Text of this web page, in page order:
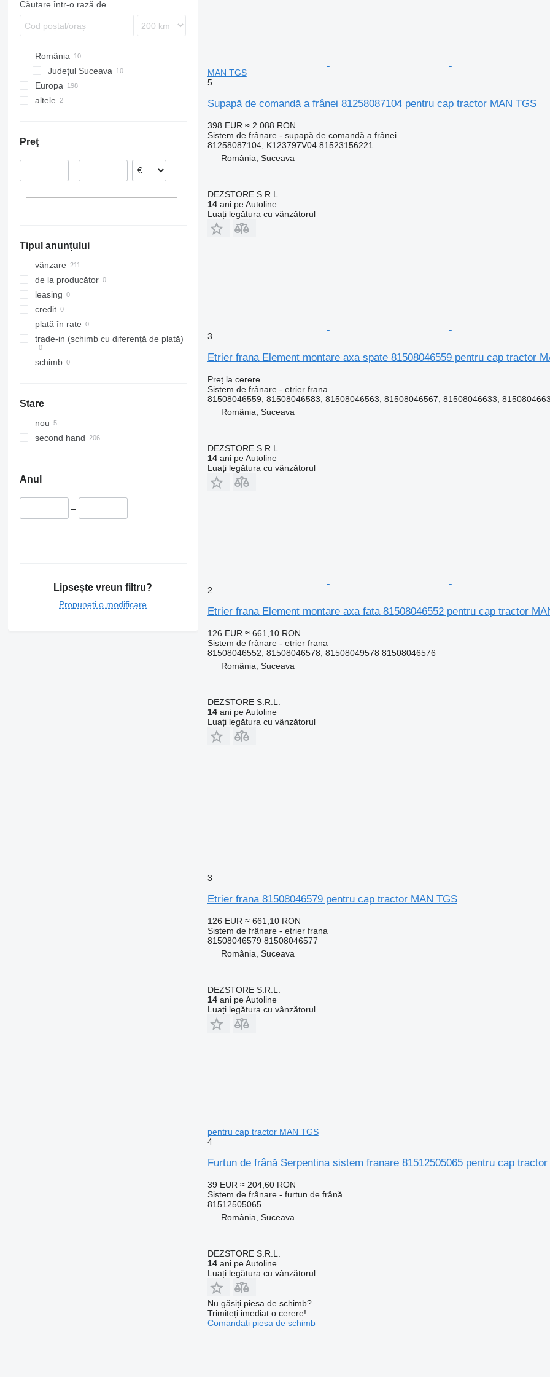
TGA 18.480
TGA 26.480
TGM 18.290
TGM 18.340
TGS 26.400
TGS 35.480
TGX 18.440
TGX 18.460
TGX 18.480
TGX 26.360
TGX 26.440
TGX 26.540
Tourismo
N-series
VNL
Căutare într-o rază de
România
Județul Suceava
Europa
Italia
Belgia
altele
Preţ
–
Tipul anunțului
vânzare
de la producător
leasing
credit
plată în rate
trade-in (schimb cu diferență de plată)
schimb
Stare
nou
second hand
Anul
–
Lipsește vreun filtru?
Propuneți o modificare
MAN TGS
5
Supapă de comandă a frânei 81258087104 pentru cap tractor MAN TGS
398 EUR ≈ 2.088 RON
Sistem de frânare - supapă de comandă a frânei
81258087104, K123797V04 81523156221
România, Suceava
DEZSTORE S.R.L.
14ani pe Autoline
Luați legătura cu vânzătorul
3
Etrier frana Element montare axa spate 81508046559 pentru cap tractor
Preț la cerere
Sistem de frânare - etrier frana
81508046559, 81508046583, 81508046563, 81508046567, 81508046633,
România, Suceava
DEZSTORE S.R.L.
14ani pe Autoline
Luați legătura cu vânzătorul
2
Etrier frana Element montare axa fata 81508046552 pentru cap tractor
126 EUR ≈ 661,10 RON
Sistem de frânare - etrier frana
81508046552, 81508046578, 81508049578 81508046576
România, Suceava
DEZSTORE S.R.L.
14ani pe Autoline
Luați legătura cu vânzătorul
3
Etrier frana 81508046579 pentru cap tractor MAN TGS
126 EUR ≈ 661,10 RON
Sistem de frânare - etrier frana
81508046579 81508046577
România, Suceava
DEZSTORE S.R.L.
14ani pe Autoline
Luați legătura cu vânzătorul
pentru cap tractor MAN TGS
4
Furtun de frână Serpentina sistem franare 81512505065 pentru cap
39 EUR ≈ 204,60 RON
Sistem de frânare - furtun de frână
81512505065
România, Suceava
DEZSTORE S.R.L.
14ani pe Autoline
Luați legătura cu vânzătorul
Nu găsiți piesa de schimb?
Trimiteți imediat o cerere!
Comandați piesa de schimb